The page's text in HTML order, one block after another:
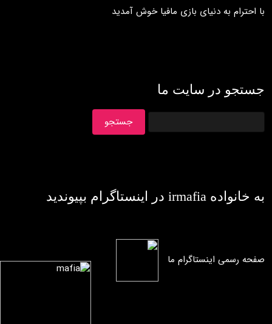
با احترام به دنيای بازی مافيا خوش آمديد
جستجو در سایت ما
به خانواده irmafia در اينستاگرام بپيونديد
صفحه رسمی اینستاگرام ما